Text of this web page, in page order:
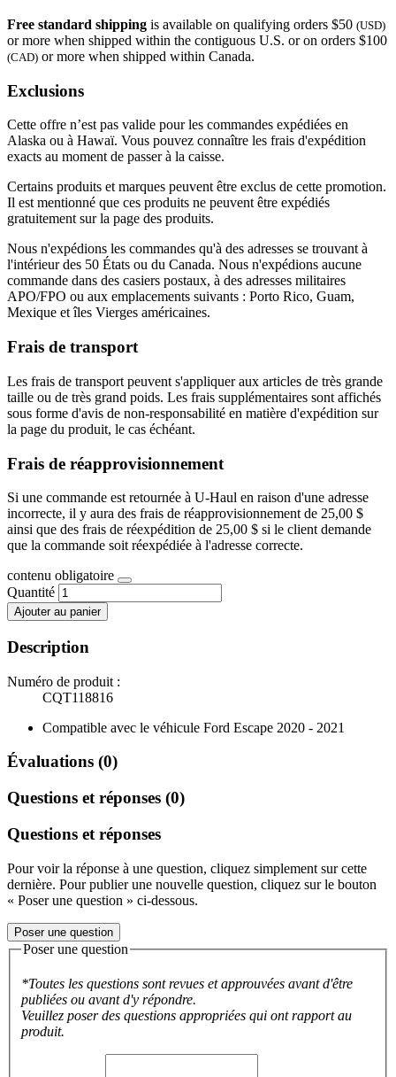
Free standard shipping is available on qualifying orders $50 (USD)
or more when shipped within the contiguous U.S. or on orders $100
(CAD) or more when shipped within Canada.
Exclusions
Cette offre n’est pas valide pour les commandes expédiées en
Alaska ou à Hawaï. Vous pouvez connaître les frais d'expédition
exacts au moment de passer à la caisse.
Certains produits et marques peuvent être exclus de cette promotion.
Il est mentionné que ces produits ne peuvent être expédiés
gratuitement sur la page des produits.
Nous n'expédions les commandes qu'à des adresses se trouvant à
l'intérieur des 50 États ou du Canada. Nous n'expédions aucune
commande dans des casiers postaux, à des adresses militaires
APO/FPO ou aux emplacements suivants : Porto Rico, Guam,
Mexique et îles Vierges américaines.
Frais de transport
Les frais de transport peuvent s'appliquer aux articles de très grande
taille ou de très grand poids. Les frais supplémentaires sont affichés
sous forme d'avis de non-responsabilité en matière d'expédition sur
la page du produit, le cas échéant.
Frais de réapprovisionnement
Si une commande est retournée à U-Haul en raison d'une adresse
incorrecte, il y aura des frais de réapprovisionnement de 25,00 $
ainsi que des frais de réexpédition de 25,00 $ si le client demande
que la commande soit réexpédiée à l'adresse correcte.
contenu obligatoire
Quantité
Ajouter au panier
Description
Numéro de produit :
CQT118816
Compatible avec le véhicule Ford Escape 2020 - 2021
Évaluations (0)
Questions et réponses (0)
Questions et réponses
Pour voir la réponse à une question, cliquez simplement sur cette
dernière. Pour publier une nouvelle question, cliquez sur le bouton
« Poser une question » ci-dessous.
Poser une question
Poser une question
*Toutes les questions sont revues et approuvées avant d'être
publiées ou avant d'y répondre.
Veuillez poser des questions appropriées qui ont rapport au
produit.